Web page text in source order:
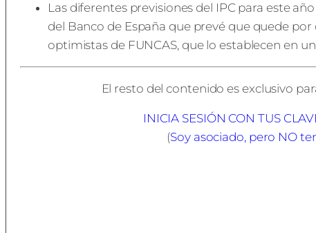
Las diferentes previsiones del IPC para este
del Banco de España que prevé que quede
optimistas de FUNCAS, que lo establecen en un
El resto del contenido es exclusivo
INICIA SESIÓN CON TUS
(Soy asociado, pero NO